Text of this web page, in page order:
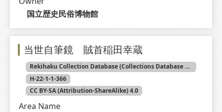
国立歴史民俗博物館
当世自筆鏡 賊首稲田幸蔵
Rekihaku Collection Database (Collections Database of the National Museum of Japanese History)
H-22-1-1-366
CC BY-SA (Attribution-ShareAlike) 4.0
Area Name